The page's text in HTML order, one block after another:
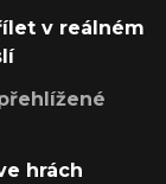
v reálném
hrách